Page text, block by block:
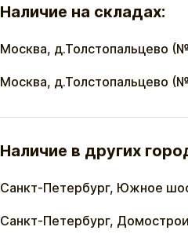
Наличие на складах:
Москва, д.Толстопальцево
Москва, д.Толстопальцево
Наличие в других
Санкт-Петербург, Южное
Санкт-Петербург,